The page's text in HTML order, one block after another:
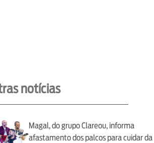
notícias
Magal, do grupo Clareou, informa
afastamento dos palcos para cuidar da